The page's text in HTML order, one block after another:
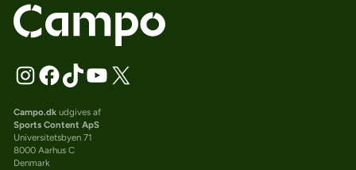
Campo.dkudgives af
Sports Content ApS
Universitetsbyen 71
8000 Aarhus C
Denmark